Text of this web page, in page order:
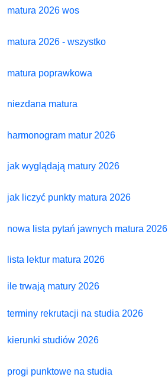
matura 2026 wos
matura 2026 - wszystko
matura poprawkowa
niezdana matura
harmonogram matur 2026
jak wyglądają matury 2026
jak liczyć punkty matura 2026
nowa lista pytań jawnych matura 2026
lista lektur matura 2026
ile trwają matury 2026
terminy rekrutacji na studia 2026
kierunki studiów 2026
progi punktowe na studia